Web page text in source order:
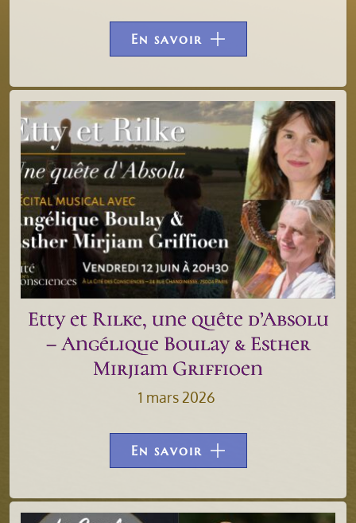
En savoir
Etty et Rilke, une quête d’Absolu
– Angélique Boulay & Esther
Mirjiam Griffioen
1 mars 2026
En savoir